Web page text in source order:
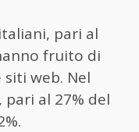
pari al
fruito di
web. Nel
al 27% del